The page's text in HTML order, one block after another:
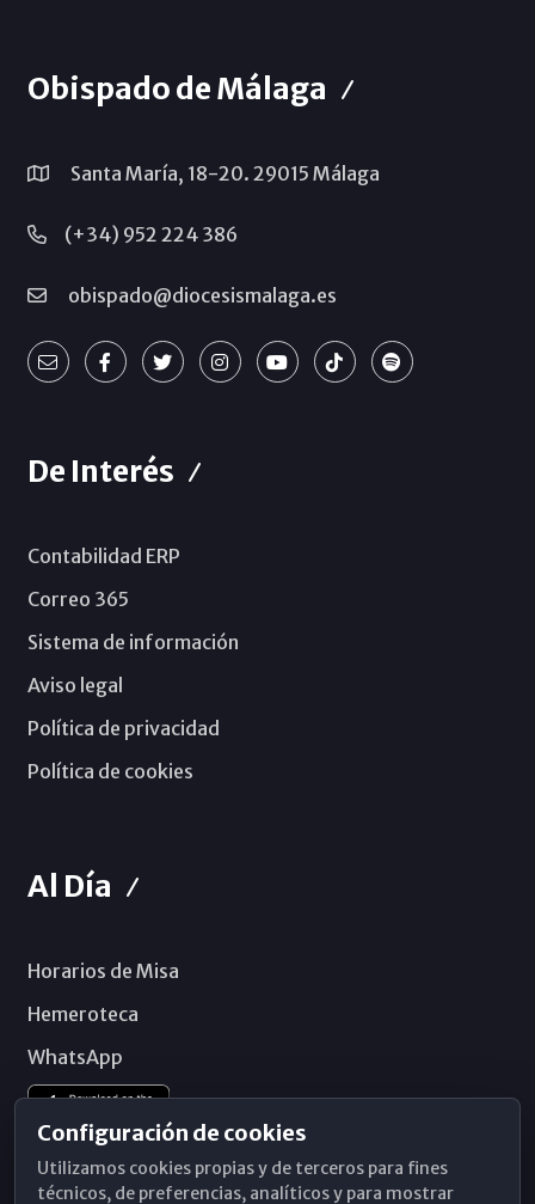
Obispado de Málaga
Santa María, 18-20. 29015 Málaga
(+34) 952 224 386
obispado@diocesismalaga.es
De Interés
Contabilidad ERP
Correo 365
Sistema de información
Aviso legal
Política de privacidad
Política de cookies
Al Día
Horarios de Misa
Hemeroteca
WhatsApp
Configuración de cookies
Utilizamos cookies propias y de terceros para fines
técnicos, de preferencias, analíticos y para mostrar